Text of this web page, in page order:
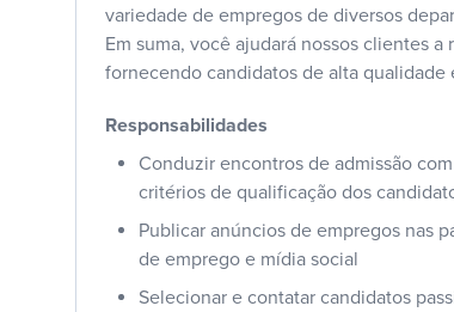
variedade de empregos de diversos
Em suma, você ajudará nossos clientes
fornecendo candidatos de alta qualidade
Responsabilidades
Conduzir encontros de admissão
critérios de qualificação dos
Publicar anúncios de empregos nas
de emprego e mídia social
Selecionar e contatar candidatos